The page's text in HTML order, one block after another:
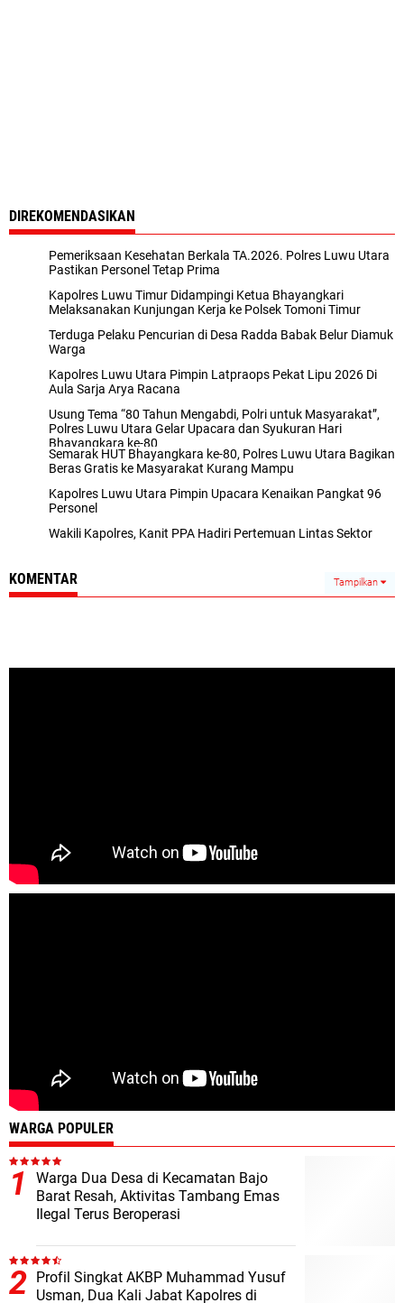
DIREKOMENDASIKAN
Pemeriksaan Kesehatan Berkala TA.2026. Polres Luwu Utara
Pastikan Personel Tetap Prima
Kapolres Luwu Timur Didampingi Ketua Bhayangkari
Melaksanakan Kunjungan Kerja ke Polsek Tomoni Timur
Terduga Pelaku Pencurian di Desa Radda Babak Belur Diamuk
Warga
Kapolres Luwu Utara Pimpin Latpraops Pekat Lipu 2026 Di
Aula Sarja Arya Racana
Usung Tema “80 Tahun Mengabdi, Polri untuk Masyarakat”,
Polres Luwu Utara Gelar Upacara dan Syukuran Hari
Bhayangkara ke-80
Semarak HUT Bhayangkara ke-80, Polres Luwu Utara Bagikan
Beras Gratis ke Masyarakat Kurang Mampu
Kapolres Luwu Utara Pimpin Upacara Kenaikan Pangkat 96
Personel
Wakili Kapolres, Kanit PPA Hadiri Pertemuan Lintas Sektor
KOMENTAR Tampilkan
WARGA POPULER
Warga Dua Desa di Kecamatan Bajo
Barat Resah, Aktivitas Tambang Emas
Ilegal Terus Beroperasi
Profil Singkat AKBP Muhammad Yusuf
Usman, Dua Kali Jabat Kapolres di